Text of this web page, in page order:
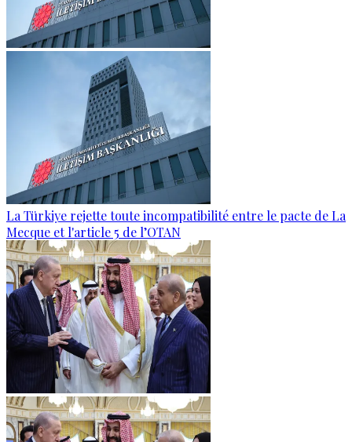
La Türkiye rejette toute incompatibilité entre le pacte de La
Mecque et l'article 5 de l’OTAN